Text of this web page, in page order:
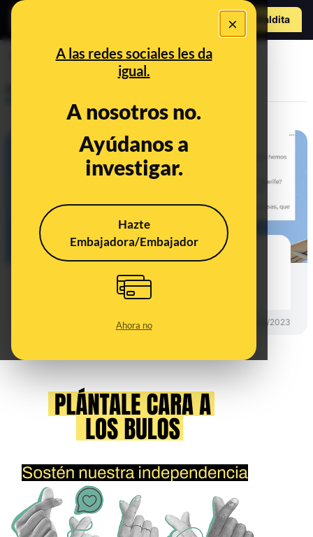
×
A las redes sociales les da
igual.
A nosotros no.
Ayúdanos a
investigar.
Hazte
Embajadora/Embajador
Ahora no
Hazte Maldita
El vuelo cancelado de Feijóo de
Valencia a Tenerife: preguntas y
23/05/2023